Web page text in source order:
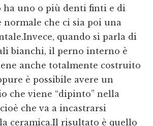
ha uno o più denti finti e di
normale che ci sia poi una
quando si parla di
bianchi, il perno interno è
anche totalmente costruito
è possibile avere un
che viene “dipinto” nella
che va a incastrarsi
ceramica.Il risultato è quello